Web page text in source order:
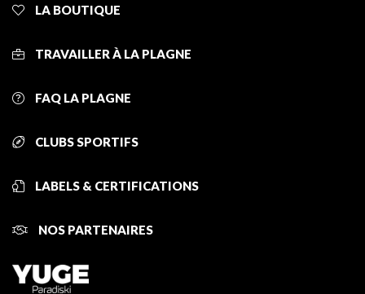
LA BOUTIQUE
TRAVAILLER À LA PLAGNE
FAQ LA PLAGNE
CLUBS SPORTIFS
LABELS & CERTIFICATIONS
NOS PARTENAIRES